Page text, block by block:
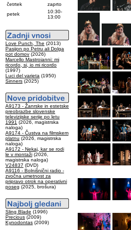
četrtek
zaprto
petek
10:30-
13:00
Love Punch, The (2013)
Pasijon po Petru ali Dolga
pot domov (2026)
Marcello Mastroianni: mi
ricordo, si, io mi ricordo
(1997)
Luci del varieta (1950)
Sinners (2025)
A9173 - Žanrske in estetske
preobrazbe slovenske
televizijske serije po letu
1991 (2026, magistrska
naloga)
A9174 - Čustva na filmskem
platnu (2026, magistrska
naloga)
A9172 - Nekaj, kar se rodi
le v montaži (2026,
magistrska naloga)
V24837 (DVD)
A9116 - Bolnišnični radio -
zvočna umetnost za
pripravo otrok na operativni
poseg (2025, brošura)
Sling Blade (1996)
Precious (2009)
Kynodontas (2009)